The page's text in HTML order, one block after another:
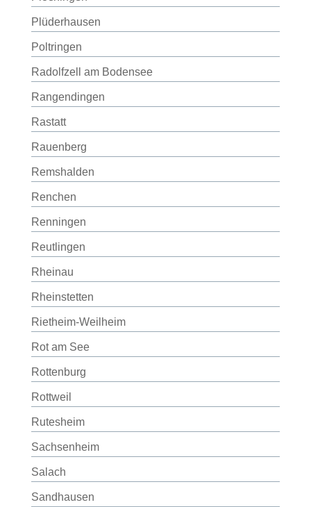
Plüderhausen
Poltringen
Radolfzell am Bodensee
Rangendingen
Rastatt
Rauenberg
Remshalden
Renchen
Renningen
Reutlingen
Rheinau
Rheinstetten
Rietheim-Weilheim
Rot am See
Rottenburg
Rottweil
Rutesheim
Sachsenheim
Salach
Sandhausen